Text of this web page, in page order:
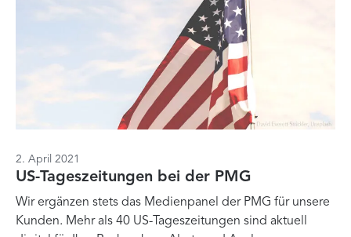
2. April 2021
US-Tageszeitungen bei der PMG
Wir ergänzen stets das Medienpanel der PMG für unsere
Kunden. Mehr als 40 US-Tageszeitungen sind aktuell